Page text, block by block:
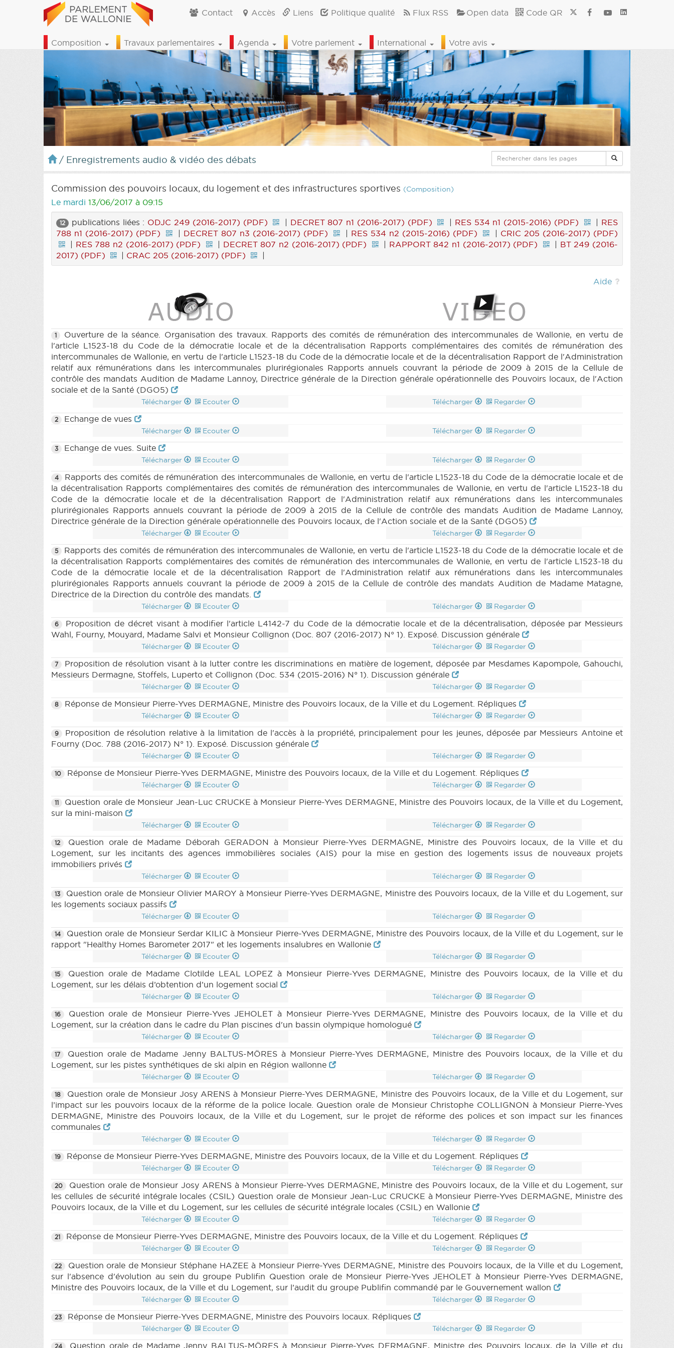
Contact Accès Liens Politique qualité Flux RSS Open data Code QR
Composition Travaux parlementaires Agenda Votre parlement International Votre avis
/ Enregistrements audio & vidéo des débats
Commission des pouvoirs locaux, du logement et des infrastructures sportives (Composition)
Le mardi 13/06/2017 à 09:15
12 publications liées : ODJC 249 (2016-2017) (PDF) | DECRET 807 n1 (2016-2017) (PDF) | RES 534 n1 (2015-2016) (PDF) | RES
788 n1 (2016-2017) (PDF)
| DECRET 807 n3 (2016-2017) (PDF) | RES 534 n2 (2015-2016) (PDF) | CRIC 205 (2016-2017) (PDF)
| RES 788 n2 (2016-2017) (PDF) | DECRET 807 n2 (2016-2017) (PDF) | RAPPORT 842 n1 (2016-2017) (PDF) | BT 249 (2016-
2017) (PDF)
| CRAC 205 (2016-2017) (PDF) |
Aide
1
Ouverture de la séance. Organisation des travaux. Rapports des comités de rémunération des intercommunales de Wallonie, en vertu de
l'article L1523-18 du Code de la démocratie locale et de la décentralisation Rapports complémentaires des comités de rémunération des
intercommunales de Wallonie, en vertu de l'article L1523-18 du Code de la démocratie locale et de la décentralisation Rapport de l'Administration
relatif aux rémunérations dans les intercommunales plurirégionales Rapports annuels couvrant la période de 2009 à 2015 de la Cellule de
contrôle des mandats Audition de Madame Lannoy, Directrice générale de la Direction générale opérationnelle des Pouvoirs locaux, de l'Action
sociale et de la Santé (DGO5)
Télécharger Ecouter Télécharger Regarder
2 Echange de vues
Télécharger Ecouter Télécharger Regarder
3 Echange de vues. Suite
Télécharger Ecouter Télécharger Regarder
4
Rapports des comités de rémunération des intercommunales de Wallonie, en vertu de l'article L1523-18 du Code de la démocratie locale et de
la décentralisation Rapports complémentaires des comités de rémunération des intercommunales de Wallonie, en vertu de l'article L1523-18 du
Code de la démocratie locale et de la décentralisation Rapport de l'Administration relatif aux rémunérations dans les intercommunales
plurirégionales Rapports annuels couvrant la période de 2009 à 2015 de la Cellule de contrôle des mandats Audition de Madame Lannoy,
Directrice générale de la Direction générale opérationnelle des Pouvoirs locaux, de l'Action sociale et de la Santé (DGO5)
Télécharger Ecouter Télécharger Regarder
5
Rapports des comités de rémunération des intercommunales de Wallonie, en vertu de l'article L1523-18 du Code de la démocratie locale et de
la décentralisation Rapports complémentaires des comités de rémunération des intercommunales de Wallonie, en vertu de l'article L1523-18 du
Code de la démocratie locale et de la décentralisation Rapport de l'Administration relatif aux rémunérations dans les intercommunales
plurirégionales Rapports annuels couvrant la période de 2009 à 2015 de la Cellule de contrôle des mandats Audition de Madame Matagne,
Directrice de la Direction du contrôle des mandats.
Télécharger Ecouter Télécharger Regarder
6
Proposition de décret visant à modifier l'article L4142-7 du Code de la démocratie locale et de la décentralisation, déposée par Messieurs
Wahl, Fourny, Mouyard, Madame Salvi et Monsieur Collignon (Doc. 807 (2016-2017) N° 1). Exposé. Discussion générale
Télécharger Ecouter Télécharger Regarder
7
Proposition de résolution visant à la lutter contre les discriminations en matière de logement, déposée par Mesdames Kapompole, Gahouchi,
Messieurs Dermagne, Stoffels, Luperto et Collignon (Doc. 534 (2015-2016) N° 1). Discussion générale
Télécharger Ecouter Télécharger Regarder
8 Réponse de Monsieur Pierre-Yves DERMAGNE, Ministre des Pouvoirs locaux, de la Ville et du Logement. Répliques
Télécharger Ecouter Télécharger Regarder
9
Proposition de résolution relative à la limitation de l'accès à la propriété, principalement pour les jeunes, déposée par Messieurs Antoine et
Fourny (Doc. 788 (2016-2017) N° 1). Exposé. Discussion générale
Télécharger Ecouter Télécharger Regarder
10 Réponse de Monsieur Pierre-Yves DERMAGNE, Ministre des Pouvoirs locaux, de la Ville et du Logement. Répliques
Télécharger Ecouter Télécharger Regarder
11
Question orale de Monsieur Jean-Luc CRUCKE à Monsieur Pierre-Yves DERMAGNE, Ministre des Pouvoirs locaux, de la Ville et du Logement,
sur la mini-maison
Télécharger Ecouter Télécharger Regarder
12
Question orale de Madame Déborah GERADON à Monsieur Pierre-Yves DERMAGNE, Ministre des Pouvoirs locaux, de la Ville et du
Logement, sur les incitants des agences immobilières sociales (AIS) pour la mise en gestion des logements issus de nouveaux projets
immobiliers privés
Télécharger Ecouter Télécharger Regarder
13
Question orale de Monsieur Olivier MAROY à Monsieur Pierre-Yves DERMAGNE, Ministre des Pouvoirs locaux, de la Ville et du Logement, sur
les logements sociaux passifs
Télécharger Ecouter Télécharger Regarder
14
Question orale de Monsieur Serdar KILIC à Monsieur Pierre-Yves DERMAGNE, Ministre des Pouvoirs locaux, de la Ville et du Logement, sur le
rapport "Healthy Homes Barometer 2017" et les logements insalubres en Wallonie
Télécharger Ecouter Télécharger Regarder
15
Question orale de Madame Clotilde LEAL LOPEZ à Monsieur Pierre-Yves DERMAGNE, Ministre des Pouvoirs locaux, de la Ville et du
Logement, sur les délais d’obtention d’un logement social
Télécharger Ecouter Télécharger Regarder
16
Question orale de Monsieur Pierre-Yves JEHOLET à Monsieur Pierre-Yves DERMAGNE, Ministre des Pouvoirs locaux, de la Ville et du
Logement, sur la création dans le cadre du Plan piscines d'un bassin olympique homologué
Télécharger Ecouter Télécharger Regarder
17
Question orale de Madame Jenny BALTUS-MÖRES à Monsieur Pierre-Yves DERMAGNE, Ministre des Pouvoirs locaux, de la Ville et du
Logement, sur les pistes synthétiques de ski alpin en Région wallonne
Télécharger Ecouter Télécharger Regarder
18
Question orale de Monsieur Josy ARENS à Monsieur Pierre-Yves DERMAGNE, Ministre des Pouvoirs locaux, de la Ville et du Logement, sur
l’impact sur les pouvoirs locaux de la réforme de la police locale. Question orale de Monsieur Christophe COLLIGNON à Monsieur Pierre-Yves
DERMAGNE, Ministre des Pouvoirs locaux, de la Ville et du Logement, sur le projet de réforme des polices et son impact sur les finances
communales
Télécharger Ecouter Télécharger Regarder
19 Réponse de Monsieur Pierre-Yves DERMAGNE, Ministre des Pouvoirs locaux, de la Ville et du Logement. Répliques
Télécharger Ecouter Télécharger Regarder
20
Question orale de Monsieur Josy ARENS à Monsieur Pierre-Yves DERMAGNE, Ministre des Pouvoirs locaux, de la Ville et du Logement, sur
les cellules de sécurité intégrale locales (CSIL) Question orale de Monsieur Jean-Luc CRUCKE à Monsieur Pierre-Yves DERMAGNE, Ministre des
Pouvoirs locaux, de la Ville et du Logement, sur les cellules de sécurité intégrale locales (CSIL) en Wallonie
Télécharger Ecouter Télécharger Regarder
21 Réponse de Monsieur Pierre-Yves DERMAGNE, Ministre des Pouvoirs locaux, de la Ville et du Logement. Répliques
Télécharger Ecouter Télécharger Regarder
22
Question orale de Monsieur Stéphane HAZEE à Monsieur Pierre-Yves DERMAGNE, Ministre des Pouvoirs locaux, de la Ville et du Logement,
sur l'absence d'évolution au sein du groupe Publifin Question orale de Monsieur Pierre-Yves JEHOLET à Monsieur Pierre-Yves DERMAGNE,
Ministre des Pouvoirs locaux, de la Ville et du Logement, sur l’audit du groupe Publifin commandé par le Gouvernement wallon
Télécharger Ecouter Télécharger Regarder
23 Réponse de Monsieur Pierre-Yves DERMAGNE, Ministre des Pouvoirs locaux. Répliques
Télécharger Ecouter Télécharger Regarder
24 Question orale de Madame Jenny BALTUS-MÖRES à Monsieur Pierre-Yves DERMAGNE, Ministre des Pouvoirs locaux, de la Ville et du